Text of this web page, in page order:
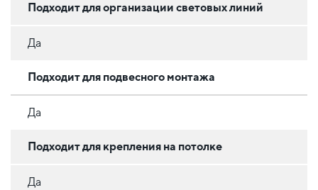
Подходит для организации световых линий
Да
Подходит для подвесного монтажа
Да
Подходит для крепления на потолке
Да